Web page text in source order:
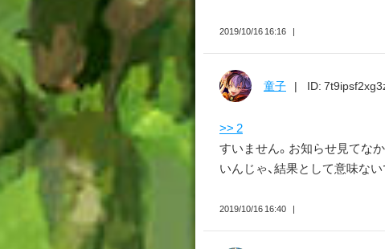
2019/10/16 16:16
童子 ID:
>> 2
すいません。お知らせ見てな
いんじゃ、結果として意味な
2019/10/16 16:40